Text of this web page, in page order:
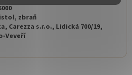
zbraň
Carezza s.r.o., Lidická 700/19,
Veveří